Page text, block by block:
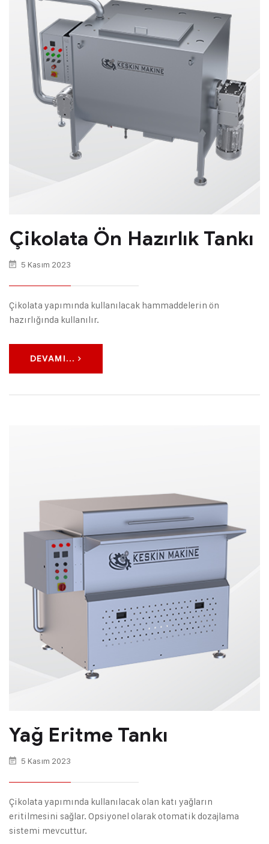
Çikolata Ön Hazırlık Tankı
5 Kasım 2023
Çikolata yapımında kullanılacak hammaddelerin ön
hazırlığında kullanılır.
DEVAMI...
Yağ Eritme Tankı
5 Kasım 2023
Çikolata yapımında kullanılacak olan katı yağların
eritilmesini sağlar. Opsiyonel olarak otomatik dozajlama
sistemi mevcuttur.